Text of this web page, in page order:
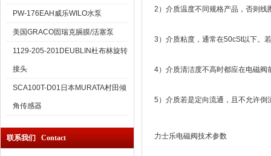
PW-176EAH威乐WILO水泵
美国GRACO固瑞克膈膜/活塞泵
1129-205-201DEUBLIN杜布林旋转
接头
SCA100T-D01日本MURATA村田倾
角传感器
联系我们 Contact
2）介质温度不同规格产品，否则
3）介质粘度，通常在50cSt以下。
4）介质清洁度不高时都应在电磁
5）介质若是定向流通，且不允许倒
力士乐电磁阀技术参数